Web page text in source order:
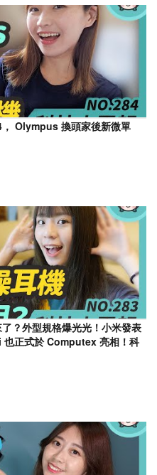
Olympus 換頭家後新微單
？外型規格爆光光！小米發表
也正式於 Computex 亮相！科